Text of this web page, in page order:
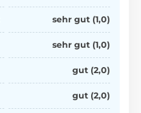
sehr gut (1,0)
sehr gut (1,0)
gut (2,0)
gut (2,0)